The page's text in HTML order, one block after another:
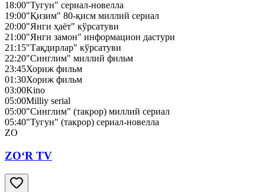
18:00"Тугун" сериал-новелла
19:00"Қизим" 80-қисм миллий сериал
20:00"Янги ҳаёт" кўрсатуви
21:00"Янги замон" информацион дастури
21:15"Тақдирлар" кўрсатуви
22:20"Cинглим" миллий фильм
23:45Хориж фильм
01:30Хориж фильм
03:00Kino
05:00Milliy serial
05:00"Синглим" (такрор) миллий сериал
05:40"Тугун" (такрор) сериал-новелла
ZO
ZO‘R TV